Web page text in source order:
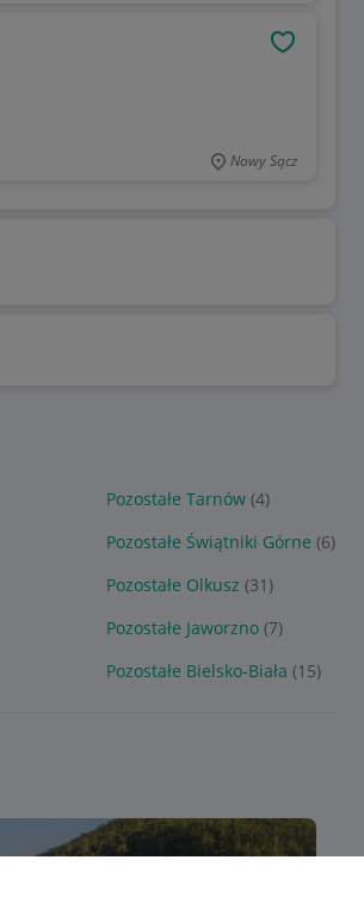
Nowy Sącz
Pozostałe Tarnów (4)
Pozostałe Świątniki Górne (6)
Pozostałe Olkusz (31)
Pozostałe Jaworzno (7)
Pozostałe Bielsko-Biała (15)